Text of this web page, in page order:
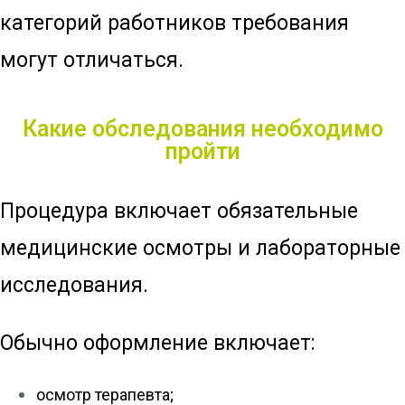
категорий работников требования
могут отличаться.
Какие обследования необходимо
пройти
Процедура включает обязательные
медицинские осмотры и лабораторные
исследования.
Обычно оформление включает:
осмотр терапевта;